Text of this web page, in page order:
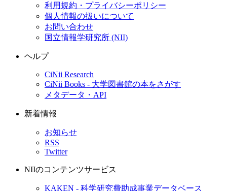
利用規約・プライバシーポリシー
個人情報の扱いについて
お問い合わせ
国立情報学研究所 (NII)
ヘルプ
CiNii Research
CiNii Books - 大学図書館の本をさがす
メタデータ・API
新着情報
お知らせ
RSS
Twitter
NIIのコンテンツサービス
KAKEN - 科学研究費助成事業データベース